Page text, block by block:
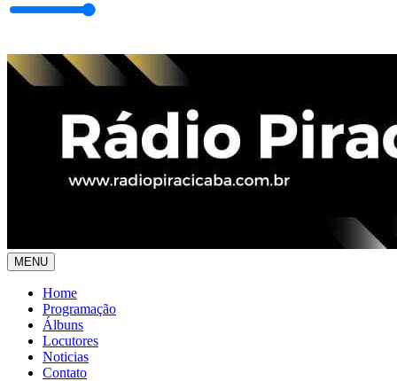
MENU
Home
Programação
Álbuns
Locutores
Noticias
Contato